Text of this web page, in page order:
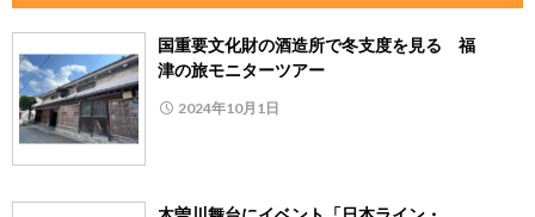
国重要文化財の酒造所で冬支度を見る 福
津の旅モニターツアー
2024年10月1日